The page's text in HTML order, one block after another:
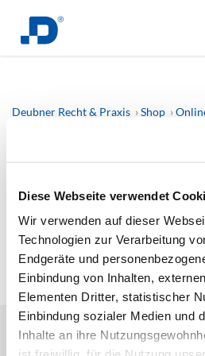
Diese Webseite verwendet
Wir verwenden auf dieser
Technologien zur Verarbeitung
Endgeräte und
Einbindung von Inhalten,
Elementen Dritter, statistischer
Einbindung sozialer Medien und
Inhalte an ihre
Deubner Recht & Praxis Shop
Die Zukunft der Kanzleiarbeit – der
Tut uns Leid! Dieses Produkt ist
verfügbar! (#3)
DEUBNER RECHT & STEUERN